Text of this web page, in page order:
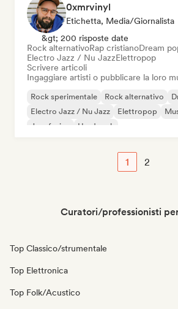
0xmrvinyl
Etichetta, Media/Giornalista
&gt; 200 risposte date
Rock alternativoRap cristianoDream
Electro Jazz / Nu JazzElettropop
Scrivere articoli
Ingaggiare artisti o pubblicare la loro
Rock sperimentale Rock alternativo
Electro Jazz / Nu Jazz
Elettropop
Jazz fusion
Hard rock
1 2
Curatori/professionisti
Top Classico/strumentale
Top Elettronica
Top Folk/Acustico